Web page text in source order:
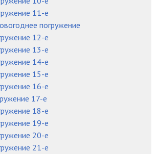
11-е
погружение
12-е
13-е
14-е
15-е
16-е
17-е
18-е
19-е
20-е
21-е